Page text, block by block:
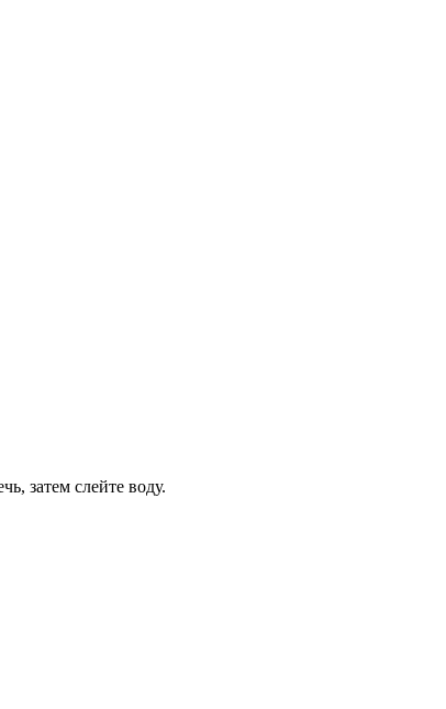
затем слейте воду.